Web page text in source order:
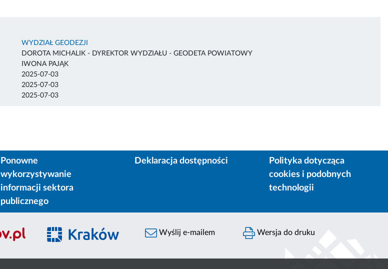
WYDZIAŁ GEODEZJI
DOROTA MICHALIK - DYREKTOR WYDZIAŁU - GEODETA POWIATOWY
IWONA PAJĄK
2025-07-03
2025-07-03
2025-07-03
Ponowne
wykorzystywanie
informacji sektora
publicznego
Deklaracja dostępności
Polityka dotycząca
cookies i podobnych
technologii
Wyślij e-mailem Wersja do druku